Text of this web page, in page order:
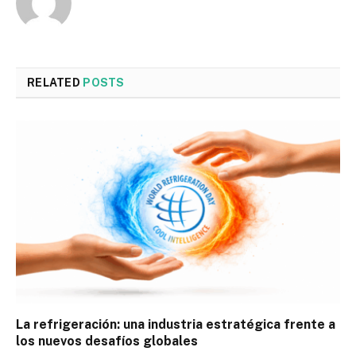
RELATED POSTS
La refrigeración: una industria estratégica frente a
los nuevos desafíos globales